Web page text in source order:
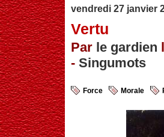
vendredi 27 janvier
Vertu
Par le gardien
- Singumots
Force Morale